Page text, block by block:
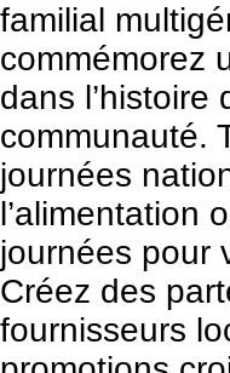
familial
commémorez
dans l’histoire
communauté.
journées
l’alimentation
journées pour
Créez des
fournisseurs